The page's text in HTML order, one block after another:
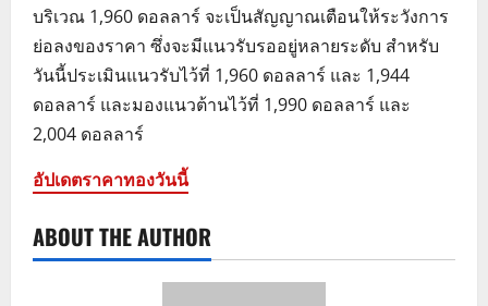
บริเวณ 1,960 ดอลลาร์ จะเป็นสัญญาณเตือนให้ระวังการ
ย่อลงของราคา ซึ่งจะมีแนวรับรออยู่หลายระดับ สำหรับ
วันนี้ประเมินแนวรับไว้ที่ 1,960 ดอลลาร์ และ 1,944
ดอลลาร์ และมองแนวต้านไว้ที่ 1,990 ดอลลาร์ และ
2,004 ดอลลาร์
อัปเดตราคาทองวันนี้
ABOUT THE AUTHOR